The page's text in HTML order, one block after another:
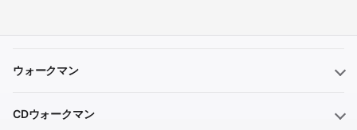
ウォークマン
CDウォークマン